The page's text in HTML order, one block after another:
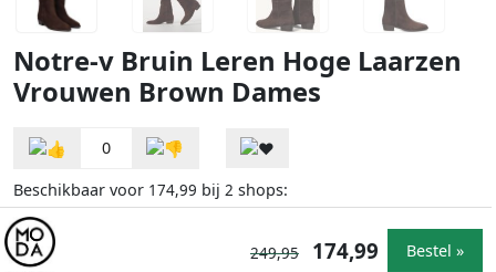
Notre-v Bruin Leren Hoge Laarzen
Vrouwen Brown Dames
0
Beschikbaar voor 174,99 bij 2 shops:
249,95 174,99 Bestel »